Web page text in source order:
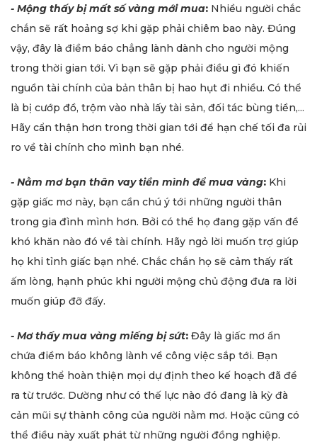
- Mộng thấy bị mất số vàng mới mua: Nhiều người chắc
chắn sẽ rất hoảng sợ khi gặp phải chiêm bao này. Đúng
vậy, đây là điềm báo chẳng lành dành cho người mộng
trong thời gian tới. Vì bạn sẽ gặp phải điều gì đó khiến
nguồn tài chính của bản thân bị hao hụt đi nhiều. Có thể
là bị cướp đồ, trộm vào nhà lấy tài sản, đối tác bùng tiền,...
Hãy cẩn thận hơn trong thời gian tới để hạn chế tối đa rủi
ro về tài chính cho mình bạn nhé.
- Nằm mơ bạn thân vay tiền mình để mua vàng: Khi
gặp giấc mơ này, bạn cần chú ý tới những người thân
trong gia đình mình hơn. Bởi có thể họ đang gặp vấn đề
khó khăn nào đó về tài chính. Hãy ngỏ lời muốn trợ giúp
họ khi tỉnh giấc bạn nhé. Chắc chắn họ sẽ cảm thấy rất
ấm lòng, hạnh phúc khi người mộng chủ động đưa ra lời
muốn giúp đỡ đấy.
- Mơ thấy mua vàng miếng bị sứt: Đây là giấc mơ ẩn
chứa điềm báo không lành về công việc sắp tới. Bạn
không thể hoàn thiện mọi dự định theo kế hoạch đã đề
ra từ trước. Dường như có thế lực nào đó đang là kỳ đà
cản mũi sự thành công của người nằm mơ. Hoặc cũng có
thể điều này xuất phát từ những người đồng nghiệp.